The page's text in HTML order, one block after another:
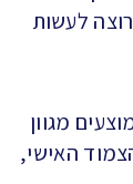
לעשות
מגוון
האישי,